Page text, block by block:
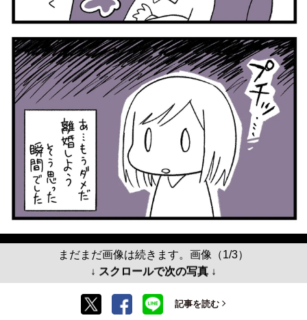
まだまだ画像は続きます。画像（1/3）
↓ スクロールで次の写真 ↓
記事を読む